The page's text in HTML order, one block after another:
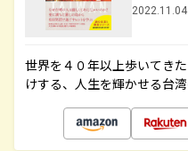
世界を４０年以上歩いてき
けする、人生を輝かせる台